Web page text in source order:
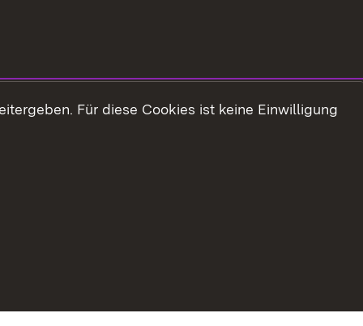
Für diese Cookies ist keine Einwilligung